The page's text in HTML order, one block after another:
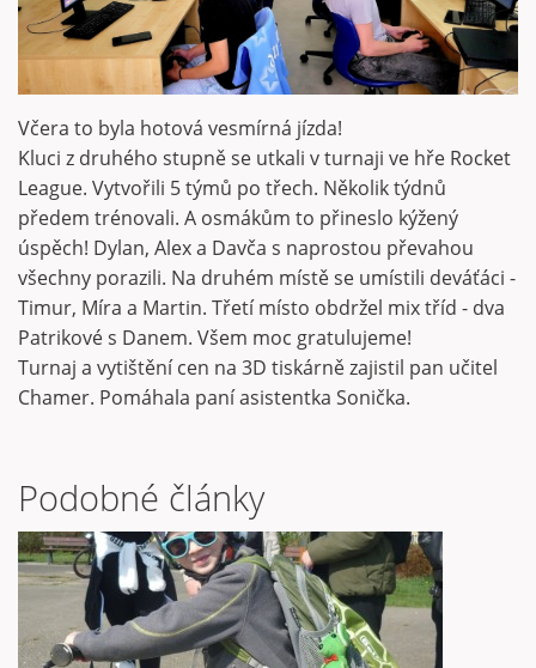
Včera to byla hotová vesmírná jízda!
Kluci z druhého stupně se utkali v turnaji ve hře Rocket
League. Vytvořili 5 týmů po třech. Několik týdnů
předem trénovali. A osmákům to přineslo kýžený
úspěch! Dylan, Alex a Davča s naprostou převahou
všechny porazili. Na druhém místě se umístili deváťáci -
Timur, Míra a Martin. Třetí místo obdržel mix tříd - dva
Patrikové s Danem. Všem moc gratulujeme!
Turnaj a vytištění cen na 3D tiskárně zajistil pan učitel
Chamer. Pomáhala paní asistentka Sonička.
Podobné články